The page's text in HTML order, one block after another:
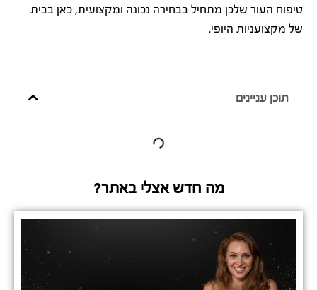
טיפוח העור שלכן מתחיל בבחירה נכונה ומקצועית, כאן בבית
של מקצועניות היופי.
תוכן עניינים
מה חדש אצלי באתר?